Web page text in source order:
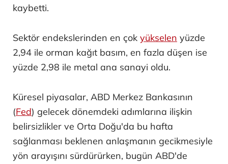
kaybetti.
Sektör endekslerinden en çok yükselen yüzde
2,94 ile orman kağıt basım, en fazla düşen ise
yüzde 2,98 ile metal ana sanayi oldu.
Küresel piyasalar, ABD Merkez Bankasının
(Fed) gelecek dönemdeki adımlarına ilişkin
belirsizlikler ve Orta Doğu'da bu hafta
sağlanması beklenen anlaşmanın gecikmesiyle
yön arayışını sürdürürken, bugün ABD'de